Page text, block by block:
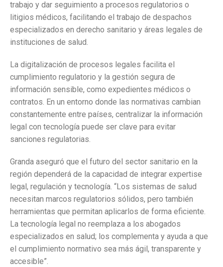
trabajo y dar seguimiento a procesos regulatorios o
litigios médicos, facilitando el trabajo de despachos
especializados en derecho sanitario y áreas legales de
instituciones de salud.
La digitalización de procesos legales facilita el
cumplimiento regulatorio y la gestión segura de
información sensible, como expedientes médicos o
contratos. En un entorno donde las normativas cambian
constantemente entre países, centralizar la información
legal con tecnología puede ser clave para evitar
sanciones regulatorias.
Granda aseguró que el futuro del sector sanitario en la
región dependerá de la capacidad de integrar expertise
legal, regulación y tecnología. “Los sistemas de salud
necesitan marcos regulatorios sólidos, pero también
herramientas que permitan aplicarlos de forma eficiente.
La tecnología legal no reemplaza a los abogados
especializados en salud; los complementa y ayuda a que
el cumplimiento normativo sea más ágil, transparente y
accesible”.